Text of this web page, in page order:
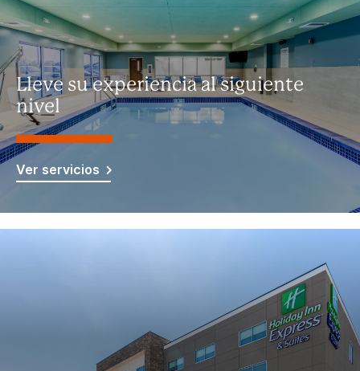
Lleve su experiencia al siguiente
nivel
Ver servicios